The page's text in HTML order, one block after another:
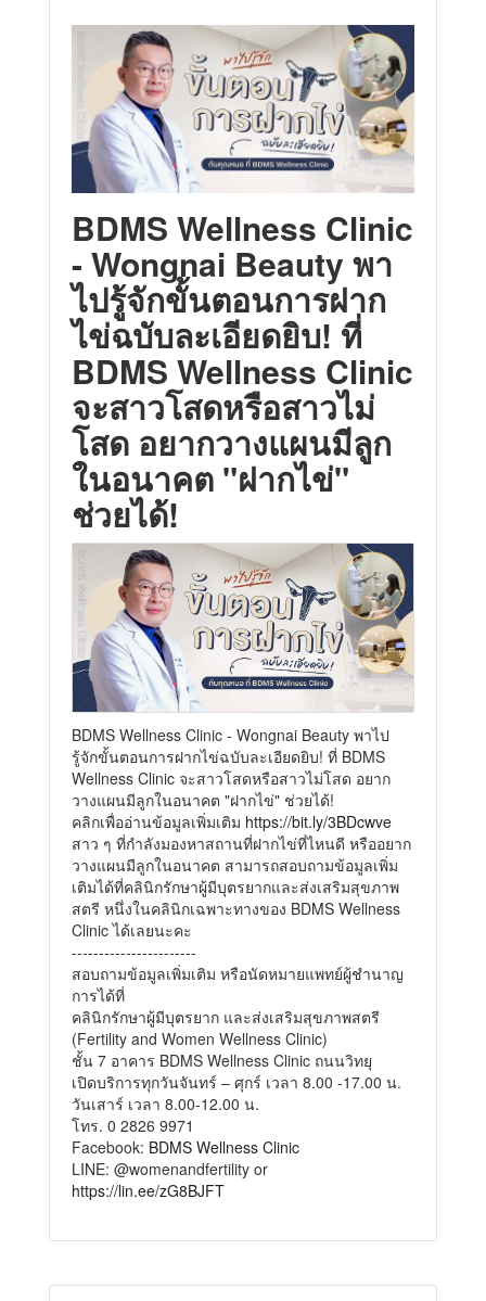
BDMS Wellness Clinic
- Wongnai Beauty พา
ไปรู้จักขั้นตอนการฝาก
ไข่ฉบับละเอียดยิบ! ที่
BDMS Wellness Clinic
จะสาวโสดหรือสาวไม่
โสด อยากวางแผนมีลูก
ในอนาคต "ฝากไข่"
ช่วยได้!
BDMS Wellness Clinic - Wongnai Beauty พาไป
รู้จักขั้นตอนการฝากไข่ฉบับละเอียดยิบ! ที่ BDMS
Wellness Clinic จะสาวโสดหรือสาวไม่โสด อยาก
วางแผนมีลูกในอนาคต "ฝากไข่" ช่วยได้!
คลิกเพื่ออ่านข้อมูลเพิ่มเติม https://bit.ly/3BDcwve
สาว ๆ ที่กำลังมองหาสถานที่ฝากไข่ที่ไหนดี หรืออยาก
วางแผนมีลูกในอนาคต สามารถสอบถามข้อมูลเพิ่ม
เติมได้ที่คลินิกรักษาผู้มีบุตรยากและส่งเสริมสุขภาพ
สตรี หนึ่งในคลินิกเฉพาะทางของ BDMS Wellness
Clinic ได้เลยนะคะ
-----------------------
สอบถามข้อมูลเพิ่มเติม หรือนัดหมายแพทย์ผู้ชำนาญ
การได้ที่
คลินิกรักษาผู้มีบุตรยาก และส่งเสริมสุขภาพสตรี
(Fertility and Women Wellness Clinic)
ชั้น 7 อาคาร BDMS Wellness Clinic ถนนวิทยุ
เปิดบริการทุกวันจันทร์ – ศุกร์ เวลา 8.00 -17.00 น.
วันเสาร์ เวลา 8.00-12.00 น.
โทร. 0 2826 9971
Facebook: BDMS Wellness Clinic
LINE: @womenandfertility or
https://lin.ee/zG8BJFT